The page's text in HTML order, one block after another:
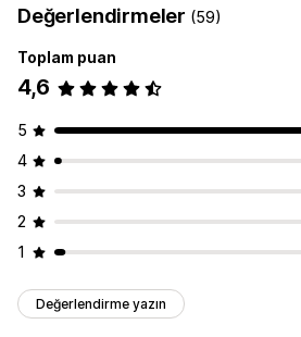
Değerlendirmeler (59)
Toplam puan
4,6
5
4
3
2
1
Değerlendirme yazın